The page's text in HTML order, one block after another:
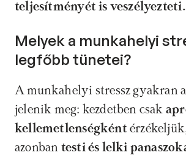
teljesítményét is veszélyezteti.
Melyek a munkahelyi
legfőbb tünetei?
A munkahelyi stressz gyakran
jelenik meg: kezdetben csak
kellemetlenségként
azonban testi és lelki